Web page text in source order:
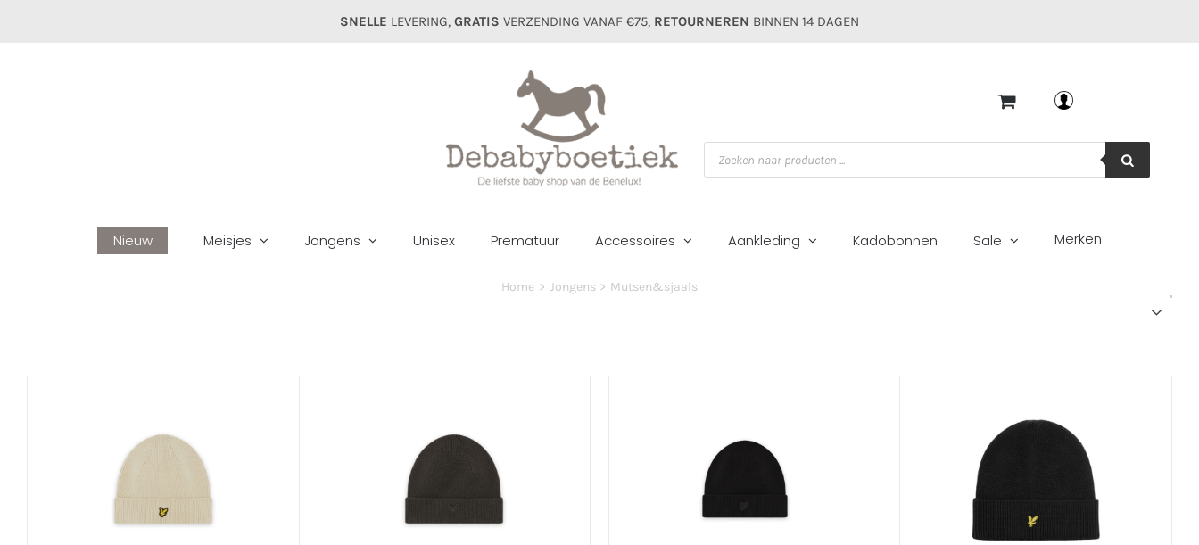
SNELLE LEVERING, GRATIS VERZENDING VANAF €75, RETOURNEREN BINNEN 14 DAGEN
Producten
zoeken
Nieuw Meisjes Jongens Unisex Prematuur Accessoires Aankleding Kadobonnen Sale Merken
Home Jongens Mutsen&sjaals